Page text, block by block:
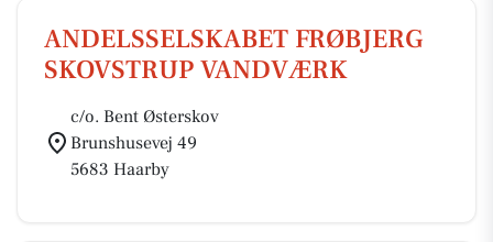
ANDELSSELSKABET FRØBJERG
SKOVSTRUP VANDVÆRK
c/o. Bent Østerskov
Brunshusevej 49
5683 Haarby